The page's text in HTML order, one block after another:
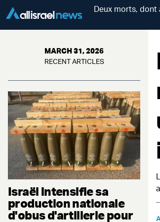
Deux morts, dont
MARCH 31, 2026
RECENT ARTICLES
Israël intensifie sa
production nationale
d'obus d'artillerie pour